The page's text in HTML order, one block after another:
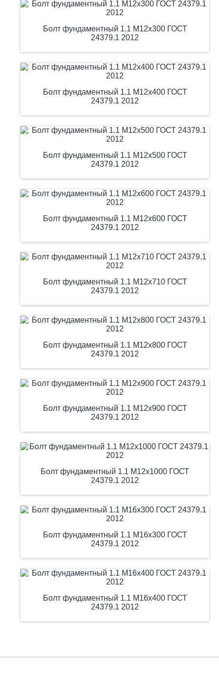
Болт фундаментный 1.1 М12х300 ГОСТ
24379.1 2012
Болт фундаментный 1.1 М12х400 ГОСТ
24379.1 2012
Болт фундаментный 1.1 М12х500 ГОСТ
24379.1 2012
Болт фундаментный 1.1 М12х600 ГОСТ
24379.1 2012
Болт фундаментный 1.1 М12х710 ГОСТ
24379.1 2012
Болт фундаментный 1.1 М12х800 ГОСТ
24379.1 2012
Болт фундаментный 1.1 М12х900 ГОСТ
24379.1 2012
Болт фундаментный 1.1 М12х1000 ГОСТ
24379.1 2012
Болт фундаментный 1.1 М16х300 ГОСТ
24379.1 2012
Болт фундаментный 1.1 М16х400 ГОСТ
24379.1 2012